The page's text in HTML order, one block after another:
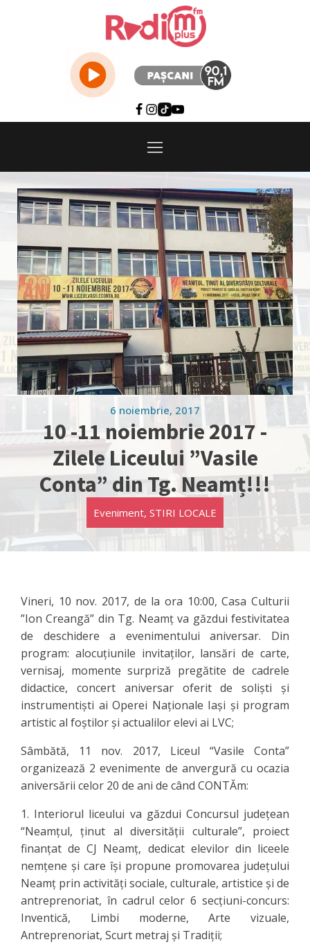
6 noiembrie, 2017
10 -11 noiembrie 2017 -
Zilele Liceului ”Vasile
Conta” din Tg. Neamț!!!
Eveniment, STIRI LOCALE
Vineri, 10 nov. 2017, de la ora 10:00, Casa Culturii
”Ion Creangă” din Tg. Neamț va găzdui festivitatea
de deschidere a evenimentului aniversar. Din
program: alocuțiunile invitaților, lansări de carte,
vernisaj, momente surpriză pregătite de cadrele
didactice, concert aniversar oferit de soliști și
instrumentiști ai Operei Naționale Iași și program
artistic al foștilor și actualilor elevi ai LVC;
Sâmbătă, 11 nov. 2017, Liceul “Vasile Conta”
organizează 2 evenimente de anvergură cu ocazia
aniversării celor 20 de ani de când CONTĂm:
1. Interiorul liceului va găzdui Concursul județean
“Neamțul, ținut al diversității culturale”, proiect
finanțat de CJ Neamț, dedicat elevilor din liceele
nemțene și care își propune promovarea județului
Neamț prin activități sociale, culturale, artistice și de
antreprenoriat, în cadrul celor 6 secțiuni-concurs:
Inventică, Limbi moderne, Arte vizuale,
Antreprenoriat, Scurt metraj și Tradiții;